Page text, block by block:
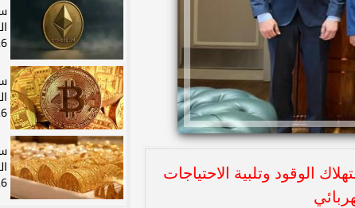
الوقود وتلبية الاحتياجات